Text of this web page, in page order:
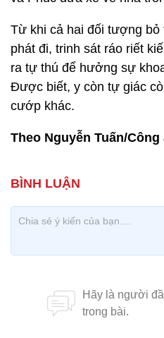
Từ khi cả hai đối tượng
phát đi, trinh sát ráo riết
ra tự thú để hưởng sự
Được biết, y còn tự giác
cướp khác.
Theo Nguyễn Tuấn/Công